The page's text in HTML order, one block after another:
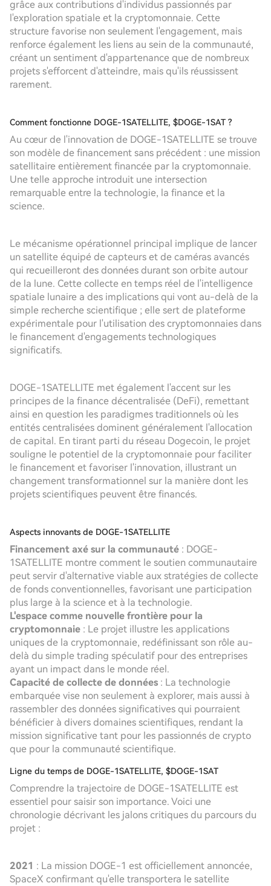
grâce aux contributions d'individus passionnés par
l'exploration spatiale et la cryptomonnaie. Cette
structure favorise non seulement l'engagement, mais
renforce également les liens au sein de la communauté,
créant un sentiment d'appartenance que de nombreux
projets s'efforcent d'atteindre, mais qu'ils réussissent
rarement.
Comment fonctionne DOGE-1SATELLITE, $DOGE-1SAT ?
Au cœur de l'innovation de DOGE-1SATELLITE se trouve
son modèle de financement sans précédent : une mission
satellitaire entièrement financée par la cryptomonnaie.
Une telle approche introduit une intersection
remarquable entre la technologie, la finance et la
science.
Le mécanisme opérationnel principal implique de lancer
un satellite équipé de capteurs et de caméras avancés
qui recueilleront des données durant son orbite autour
de la lune. Cette collecte en temps réel de l'intelligence
spatiale lunaire a des implications qui vont au-delà de la
simple recherche scientifique ; elle sert de plateforme
expérimentale pour l'utilisation des cryptomonnaies dans
le financement d'engagements technologiques
significatifs.
DOGE-1SATELLITE met également l'accent sur les
principes de la finance décentralisée (DeFi), remettant
ainsi en question les paradigmes traditionnels où les
entités centralisées dominent généralement l'allocation
de capital. En tirant parti du réseau Dogecoin, le projet
souligne le potentiel de la cryptomonnaie pour faciliter
le financement et favoriser l'innovation, illustrant un
changement transformationnel sur la manière dont les
projets scientifiques peuvent être financés.
Aspects innovants de DOGE-1SATELLITE
Financement axé sur la communauté : DOGE-
1SATELLITE montre comment le soutien communautaire
peut servir d'alternative viable aux stratégies de collecte
de fonds conventionnelles, favorisant une participation
plus large à la science et à la technologie.
L'espace comme nouvelle frontière pour la
cryptomonnaie : Le projet illustre les applications
uniques de la cryptomonnaie, redéfinissant son rôle au-
delà du simple trading spéculatif pour des entreprises
ayant un impact dans le monde réel.
Capacité de collecte de données : La technologie
embarquée vise non seulement à explorer, mais aussi à
rassembler des données significatives qui pourraient
bénéficier à divers domaines scientifiques, rendant la
mission significative tant pour les passionnés de crypto
que pour la communauté scientifique.
Ligne du temps de DOGE-1SATELLITE, $DOGE-1SAT
Comprendre la trajectoire de DOGE-1SATELLITE est
essentiel pour saisir son importance. Voici une
chronologie décrivant les jalons critiques du parcours du
projet :
2021 : La mission DOGE-1 est officiellement annoncée,
SpaceX confirmant qu'elle transportera le satellite